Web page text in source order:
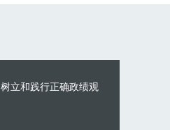
树立和践行正确政绩观